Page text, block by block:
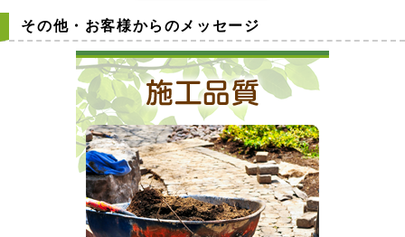
その他・お客様からのメッセージ